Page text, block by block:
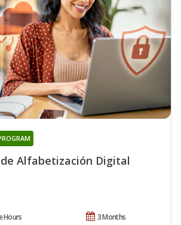
Alfabetización Digital
3 Months
Hours